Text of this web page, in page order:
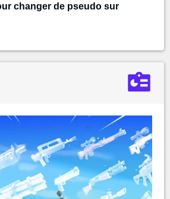
changer de pseudo sur